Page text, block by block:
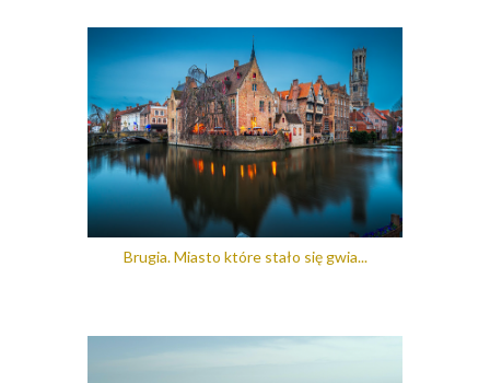
Brugia. Miasto które stało się gwia...